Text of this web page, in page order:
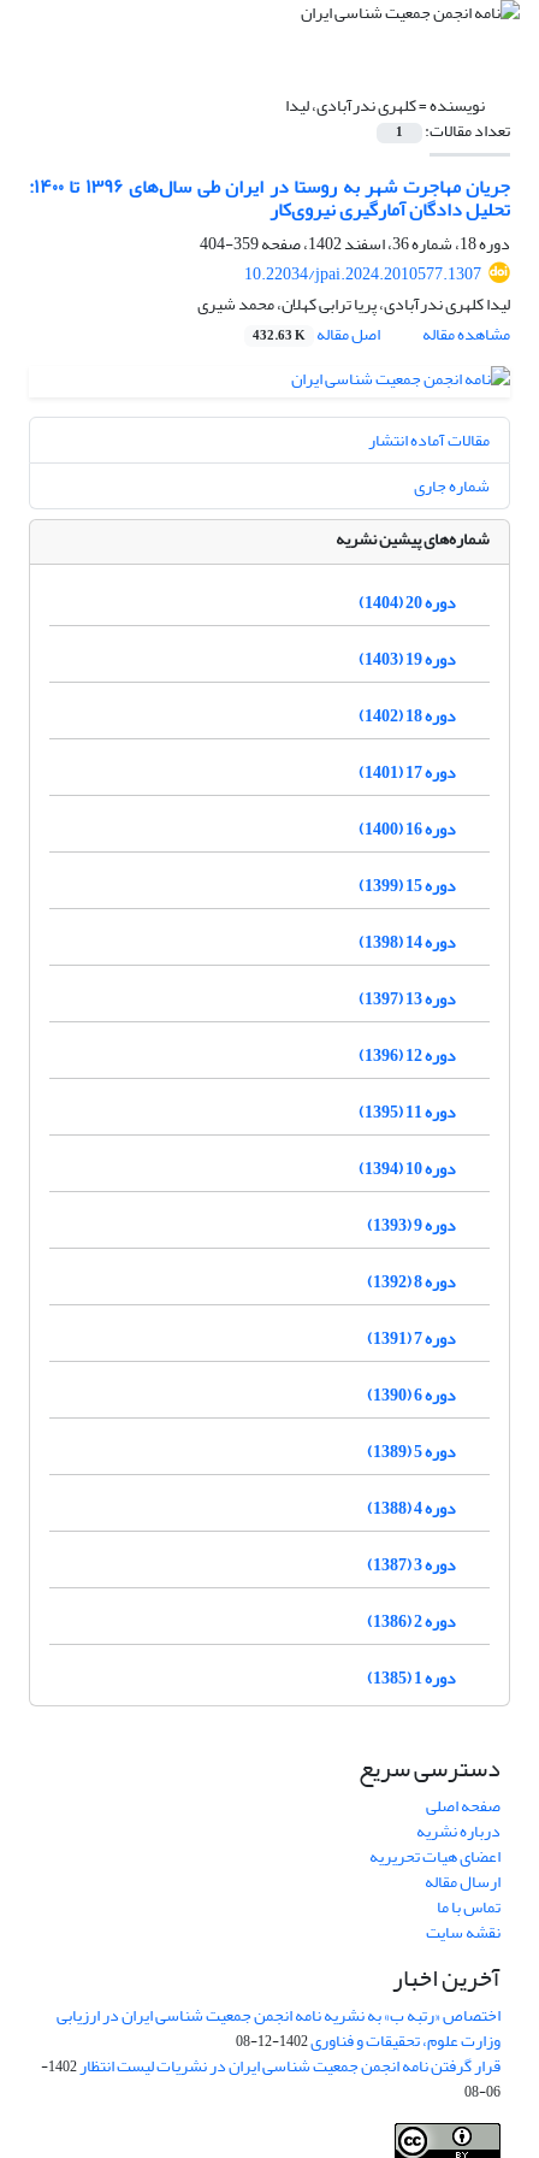
نویسنده =کلهری ندرآبادی، لیدا
تعداد مقالات: 1
جریان مهاجرت شهر به روستا در ایران طی سال‌های ۱۳۹۶ تا ۱۴۰۰:
تحلیل دادگان آمارگیری نیروی‌کار
دوره 18، شماره 36، اسفند 1402، صفحه
359-404
10.22034/jpai.2024.2010577.1307
لیدا کلهری ندرآبادی، پریا ترابی کهلان، محمد شیری
مشاهده مقاله
اصل مقاله 432.63 K
مقالات آماده انتشار
شماره جاری
شماره‌های پیشین نشریه
دوره 20 (1404)
دوره 19 (1403)
دوره 18 (1402)
دوره 17 (1401)
دوره 16 (1400)
دوره 15 (1399)
دوره 14 (1398)
دوره 13 (1397)
دوره 12 (1396)
دوره 11 (1395)
دوره 10 (1394)
دوره 9 (1393)
دوره 8 (1392)
دوره 7 (1391)
دوره 6 (1390)
دوره 5 (1389)
دوره 4 (1388)
دوره 3 (1387)
دوره 2 (1386)
دوره 1 (1385)
دسترسی سریع
صفحه اصلی
درباره نشریه
اعضای هیات تحریریه
ارسال مقاله
تماس با ما
نقشه سایت
آخرین اخبار
اختصاص «رتبه ب» به نشریه نامه انجمن جمعیت شناسی ایران در ارزیابی
وزارت علوم، تحقیقات و فناوری1402-12-08
قرار گرفتن نامه انجمن جمعیت شناسی ایران در نشریات لیست انتظار
1402-
06-08